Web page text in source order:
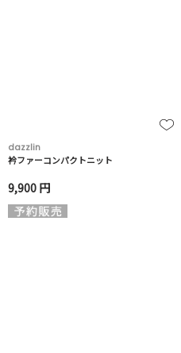
dazzlin
衿ファーコンパクトニット
9,900 円